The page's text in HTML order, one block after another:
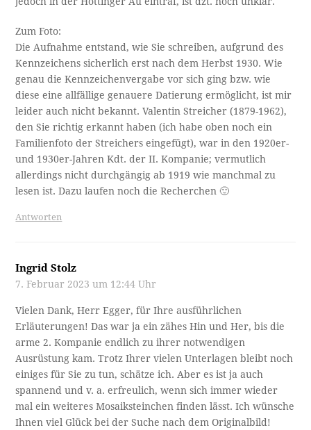
Zum Foto:
Die Aufnahme entstand, wie Sie schreiben, aufgrund des
Kennzeichens sicherlich erst nach dem Herbst 1930. Wie
genau die Kennzeichenvergabe vor sich ging bzw. wie
diese eine allfällige genauere Datierung ermöglicht, ist mir
leider auch nicht bekannt. Valentin Streicher (1879-1962),
den Sie richtig erkannt haben (ich habe oben noch ein
Familienfoto der Streichers eingefügt), war in den 1920er-
und 1930er-Jahren Kdt. der II. Kompanie; vermutlich
allerdings nicht durchgängig ab 1919 wie manchmal zu
lesen ist. Dazu laufen noch die Recherchen 🙂
Antworten
Ingrid Stolz
7. Februar 2023 um 12:44 Uhr
Vielen Dank, Herr Egger, für Ihre ausführlichen
Erläuterungen! Das war ja ein zähes Hin und Her, bis die
arme 2. Kompanie endlich zu ihrer notwendigen
Ausrüstung kam. Trotz Ihrer vielen Unterlagen bleibt noch
einiges für Sie zu tun, schätze ich. Aber es ist ja auch
spannend und v. a. erfreulich, wenn sich immer wieder
mal ein weiteres Mosaiksteinchen finden lässt. Ich wünsche
Ihnen viel Glück bei der Suche nach dem Originalbild!